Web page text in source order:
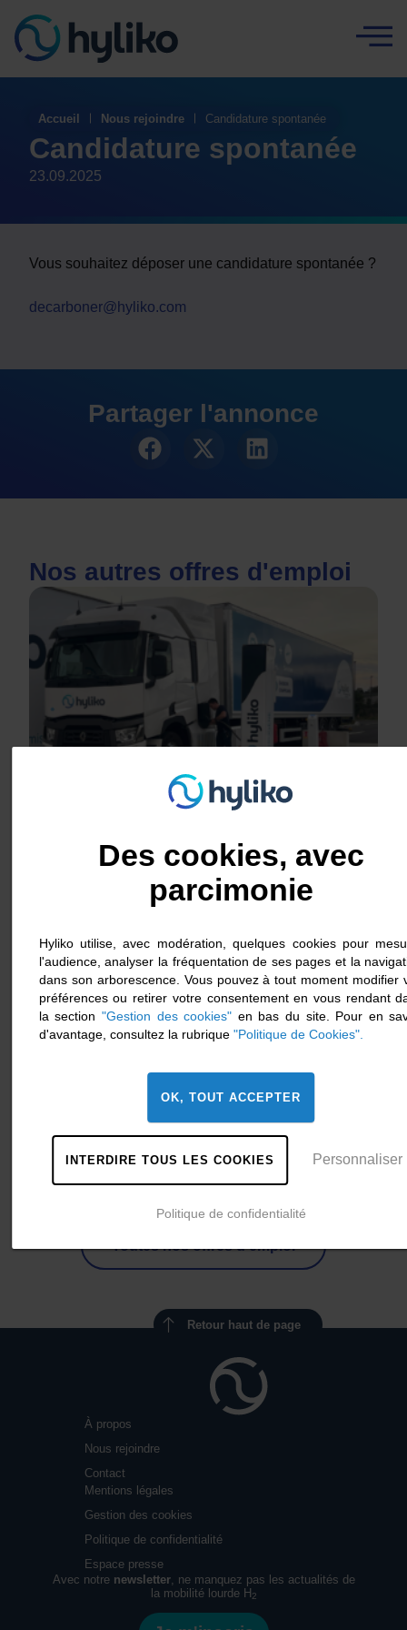
Accueil Nous rejoindre Candidature spontanée
Candidature spontanée
23.09.2025
Vous souhaitez déposer une candidature spontanée ?
decarboner@hyliko.com
Partager l'annonce
Nos autres offres d'emploi
Technicien maintenance et diagnostic poids-lourd
[CDI] Ingénieur conception mécanique H/F
13 février 2026 CDI
Toutes nos offres d'emploi
À propos
Nous rejoindre
Contact
Mentions légales
Gestion des cookies
Politique de confidentialité
Espace presse
Avec notre newsletter, ne manquez pas les actualités de
la mobilité lourde H2
Retour haut de page
Des cookies, avec
parcimonie
Hyliko utilise, avec modération, quelques cookies pour
l'audience, analyser la fréquentation de ses pages et la
dans son arborescence. Vous pouvez à tout moment modifier
préférences ou retirer votre consentement en vous rendant
la section "Gestion des cookies" en bas du site. Pour en
d'avantage, consultez la rubrique "Politique de Cookies".
OK, TOUT ACCEPTER
INTERDIRE TOUS LES COOKIES Personnaliser
Politique de confidentialité